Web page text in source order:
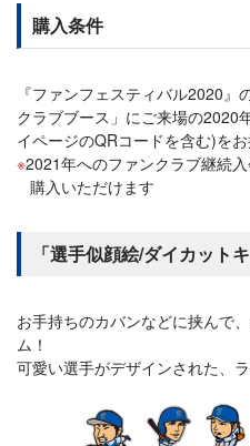
購入条件
『ファンフェスティバル2020
クラブブース」にご来場の
イページのQRコードを含む)を
2021年へのファンクラブ継続
購入いただけます
「選手似顔絵/ダイカット
お手持ちのカバンなどに挟んで
ム！
可愛い選手がデザインされた、